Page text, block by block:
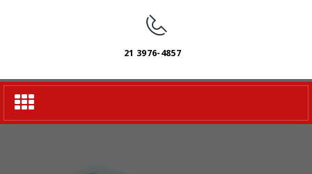
21 3976-4857
Alternar
navegação